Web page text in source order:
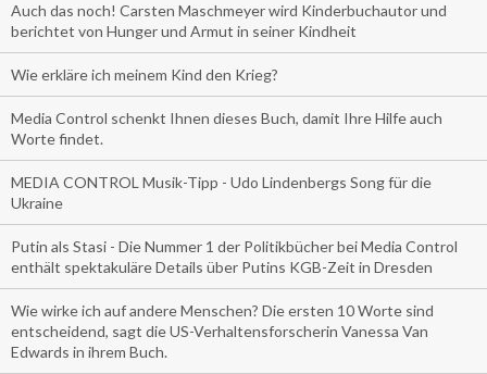
Auch das noch! Carsten Maschmeyer wird Kinderbuchautor und
berichtet von Hunger und Armut in seiner Kindheit
Wie erkläre ich meinem Kind den Krieg?
Media Control schenkt Ihnen dieses Buch, damit Ihre Hilfe auch
Worte findet.
MEDIA CONTROL Musik-Tipp - Udo Lindenbergs Song für die
Ukraine
Putin als Stasi - Die Nummer 1 der Politikbücher bei Media Control
enthält spektakuläre Details über Putins KGB-Zeit in Dresden
Wie wirke ich auf andere Menschen? Die ersten 10 Worte sind
entscheidend, sagt die US-Verhaltensforscherin Vanessa Van
Edwards in ihrem Buch.